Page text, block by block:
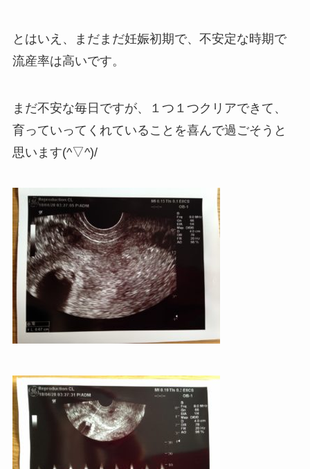
とはいえ、まだまだ妊娠初期で、不安定な時期で
流産率は高いです。
まだ不安な毎日ですが、１つ１つクリアできて、
育っていってくれていることを喜んで過ごそうと
思います(^▽^)/